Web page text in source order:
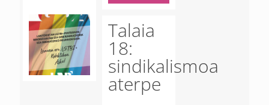
Talaia
18:
sindikalismoa
aterpe